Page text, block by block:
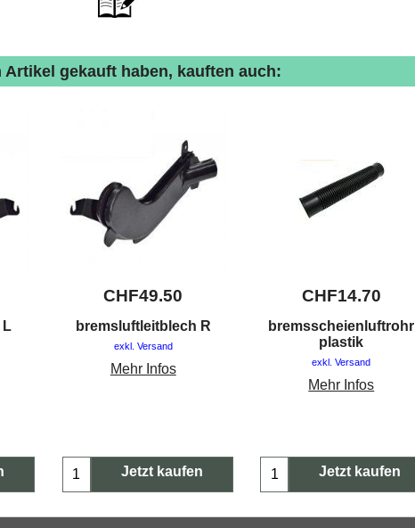
Artikel gekauft haben, kauften auch:
L
CHF49.50
bremsluftleitblech R
exkl. Versand
Mehr Infos
Jetzt kaufen
CHF14.70
bremsscheienluftrohr
plastik
exkl. Versand
Mehr Infos
Jetzt kaufen